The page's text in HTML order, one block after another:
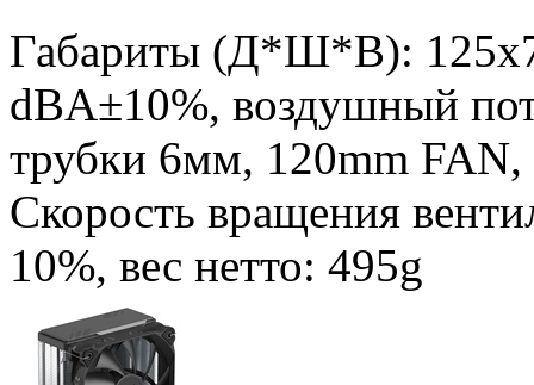
Габариты (Д*Ш*В):
dBA±10%, воздушный
трубки 6мм, 120mm
Скорость вращения
10%, вес нетто: 495g